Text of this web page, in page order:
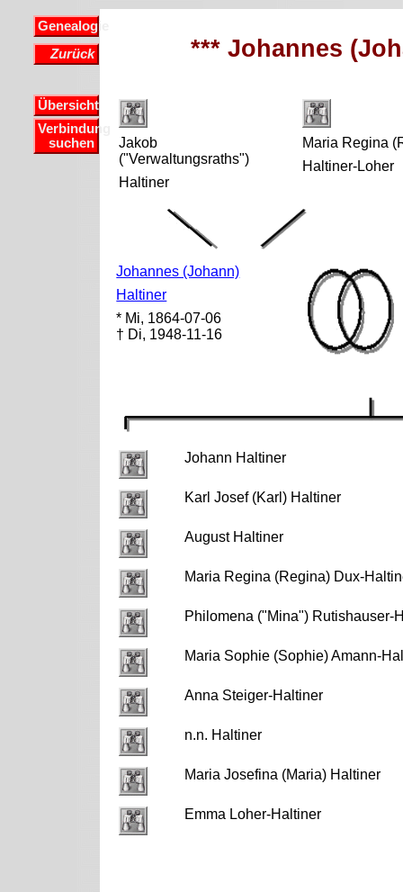
Genealogie
Zurück
Übersicht
Verbindung
suchen
*** Johannes
Jakob
("Verwaltungsraths")
Haltiner
Maria Regina
Haltiner-Loher
Johannes (Johann)
Haltiner
* Mi, 1864-07-06
† Di, 1948-11-16
Johann Haltiner
Karl Josef (Karl) Haltiner
August Haltiner
Maria Regina (Regina) Dux-
Philomena ("Mina") Rutishauser-
Maria Sophie (Sophie) Amann-
Anna Steiger-Haltiner
n.n. Haltiner
Maria Josefina (Maria) Haltiner
Emma Loher-Haltiner